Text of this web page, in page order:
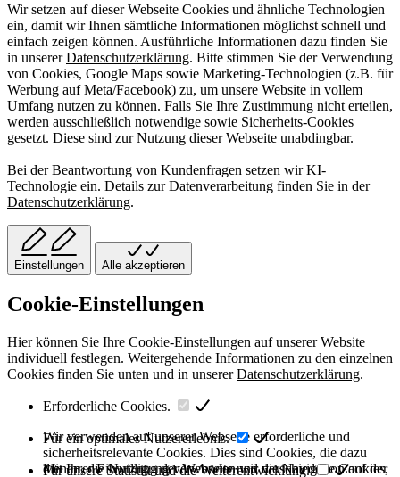
Wir setzen auf dieser Webseite Cookies und ähnliche Technologien
ein, damit wir Ihnen sämtliche Informationen möglichst schnell und
einfach zeigen können. Ausführliche Informationen dazu finden Sie
in unsererDatenschutzerklärung. Bitte stimmen Sie der Verwendung
von Cookies, Google Maps sowie Marketing-Technologien (z.B. für
Werbung auf Meta/Facebook) zu, um unsere Website in vollem
Umfang nutzen zu können. Falls Sie Ihre Zustimmung nicht erteilen,
werden ausschließlich notwendige sowie Sicherheits-Cookies
gesetzt. Diese sind zur Nutzung dieser Webseite unabdingbar.
Bei der Beantwortung von Kundenfragen setzen wir KI-
Technologie ein. Details zur Datenverarbeitung finden Sie in der
Datenschutzerklärung.
Einstellungen Alle akzeptieren
Cookie-Einstellungen
Hier können Sie Ihre Cookie-Einstellungen auf unserer Website
individuell festlegen. Weitergehende Informationen zu den einzelnen
Cookies finden Sie unten und in unsererDatenschutzerklärung.
Erforderliche Cookies.
Wir verwenden auf unserer Webseite erforderliche und
sicherheitsrelevante Cookies. Dies sind Cookies, die dazu
dienen, die Nutzung der Webseite und die Navigation auf der
Für ein optimales Nutzererlebnis.
Mit Ihrer Einwilligung verwenden wir verschiedene Cookies,
Für unsere Statistik und die Weiterentwicklung.